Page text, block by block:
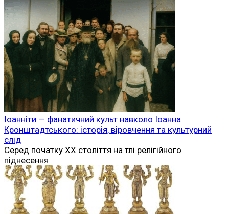
Іоанніти — фанатичний культ навколо Іоанна
Кронштадтського: історія, віровчення та культурний
слід
Серед початку XX століття на тлі релігійного
піднесення